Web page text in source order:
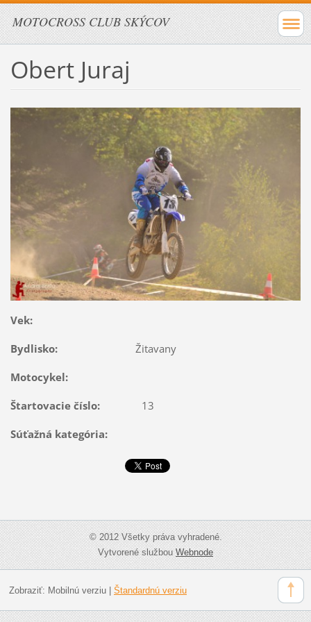
MOTOCROSS CLUB SKÝCOV
Obert Juraj
Vek:
Bydlisko: Žitavany
Motocykel:
Štartovacie číslo: 13
Súťažná kategória:
© 2012 Všetky práva vyhradené.
Vytvorené službouWebnode
Zobraziť: Mobilnú verziu| Štandardnú verziu